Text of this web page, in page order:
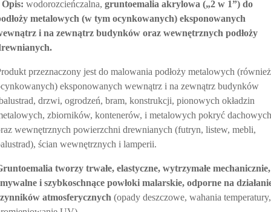
Opis: wodorozcieńczalna, gruntoemalia akrylowa („2 w 1”) do
metalowych (w tym ocynkowanych) eksponowanych
i na zewnątrz budynków oraz wewnętrznych podłoży
przeznaczony jest do malowania podłoży metalowych (również
eksponowanych wewnątrz i na zewnątrz budynków
drzwi, ogrodzeń, bram, konstrukcji, pionowych okładzin
zbiorników, kontenerów, i metalowych pokryć
wewnętrznych powierzchni drewnianych (futryn, listew, mebli,
ścian wewnętrznych i lamperii.
tworzy trwałe, elastyczne, wytrzymałe mechanicznie,
i szybkoschnące powłoki malarskie, odporne na
atmosferycznych (opady deszczowe, wahania temperatury,